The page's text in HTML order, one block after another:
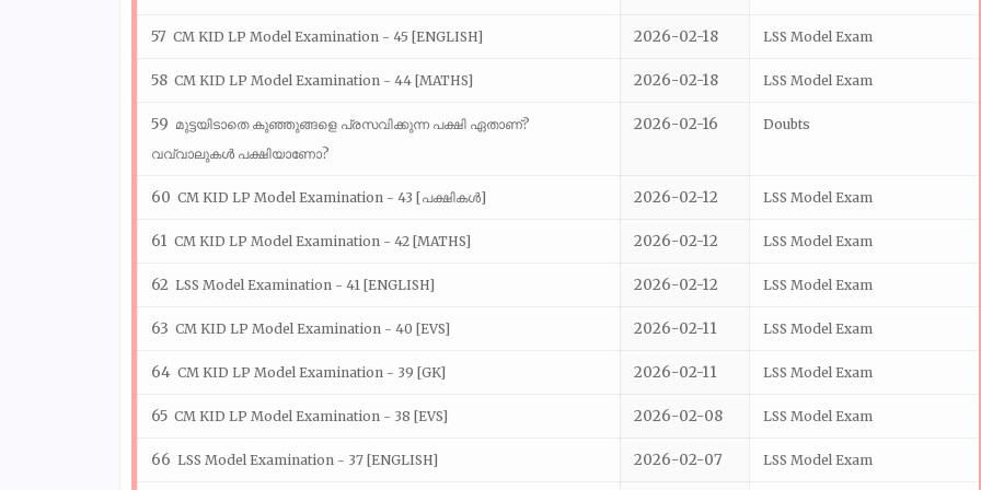
CM KID LP Model Examination - 45 [ENGLISH] 2026-02-18 LSS Model Exam
CM KID LP Model Examination - 44 [MATHS] 2026-02-18 LSS Model Exam
മുട്ടയിടാതെ കുഞ്ഞുങ്ങളെ പ്രസവിക്കുന്ന പക്ഷി ഏതാണ്?
വവ്വാലുകൾ പക്ഷിയാണോ?
2026-02-16 Doubts
CM KID LP Model Examination - 43 [പക്ഷികൾ] 2026-02-12 LSS Model Exam
CM KID LP Model Examination - 42 [MATHS] 2026-02-12 LSS Model Exam
LSS Model Examination - 41 [ENGLISH] 2026-02-12 LSS Model Exam
CM KID LP Model Examination - 40 [EVS] 2026-02-11 LSS Model Exam
CM KID LP Model Examination - 39 [GK] 2026-02-11 LSS Model Exam
CM KID LP Model Examination - 38 [EVS] 2026-02-08 LSS Model Exam
LSS Model Examination - 37 [ENGLISH] 2026-02-07 LSS Model Exam